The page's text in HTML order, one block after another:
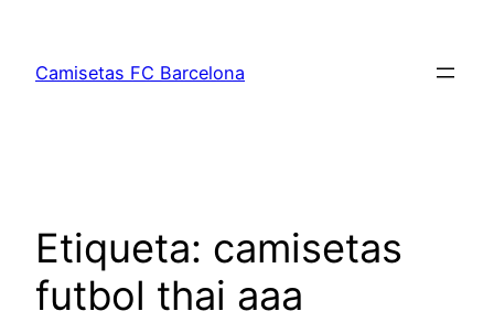
contenido
Camisetas FC Barcelona
Etiqueta: camisetas
futbol thai aaa